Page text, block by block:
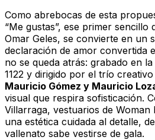
Como abrebocas de esta
“Me gustas”, ese primer
Omar Geles, se convierte en un
declaración de amor convertida
no se queda atrás: grabado en
1122 y dirigido por el trío creativo
Mauricio Gómez y Mauricio
visual que respira sofisticación.
Villarraga, vestuarios de Woman
una estética cuidada al detalle,
vallenato sabe vestirse de gala.